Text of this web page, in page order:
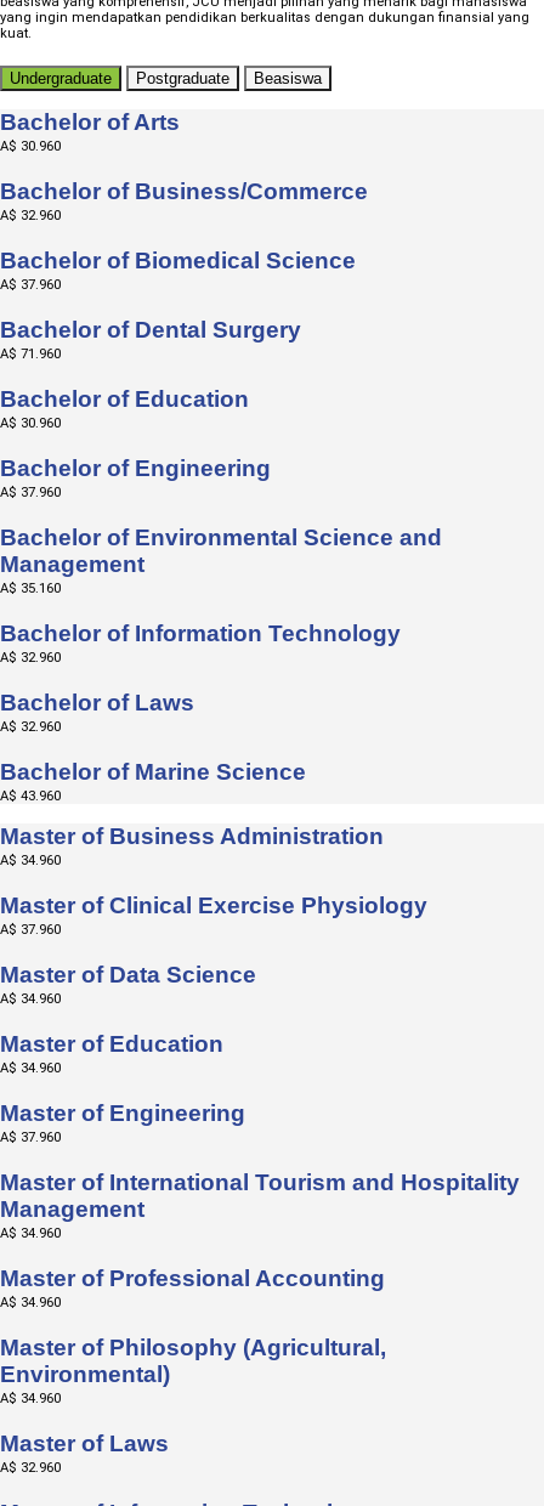
yang ingin mendapatkan pendidikan berkualitas dengan dukungan finansial yang
kuat.
Undergraduate Postgraduate Beasiswa
Bachelor of Arts
A$ 30.960
Bachelor of Business/Commerce
A$ 32.960
Bachelor of Biomedical Science
A$ 37.960
Bachelor of Dental Surgery
A$ 71.960
Bachelor of Education
A$ 30.960
Bachelor of Engineering
A$ 37.960
Bachelor of Environmental Science and
Management
A$ 35.160
Bachelor of Information Technology
A$ 32.960
Bachelor of Laws
A$ 32.960
Bachelor of Marine Science
A$ 43.960
Master of Business Administration
A$ 34.960
Master of Clinical Exercise Physiology
A$ 37.960
Master of Data Science
A$ 34.960
Master of Education
A$ 34.960
Master of Engineering
A$ 37.960
Master of International Tourism and Hospitality
Management
A$ 34.960
Master of Professional Accounting
A$ 34.960
Master of Philosophy (Agricultural,
Environmental)
A$ 34.960
Master of Laws
A$ 32.960